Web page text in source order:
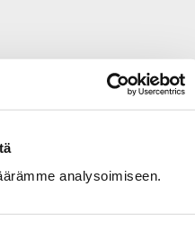
analysoimiseen.